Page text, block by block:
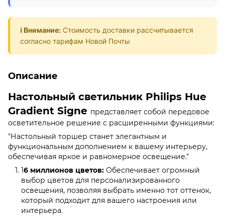
ℹ️ Внимание: Стоимость доставки рассчитывается
согласно тарифам Новой Почты
Описание
Настольный светильник Philips Hue
Gradient Signe представляет собой передовое
осветительное решение с расширенными функциями:
"Настольный торшер станет элегантным и
функциональным дополнением к вашему интерьеру,
обеспечивая яркое и равномерное освещение."
16 миллионов цветов: Обеспечивает огромный
выбор цветов для персонализированного
освещения, позволяя выбрать именно тот оттенок,
который подходит для вашего настроения или
интерьера.